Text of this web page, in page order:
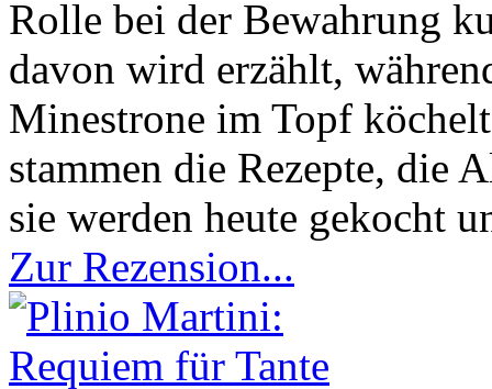
Rolle bei der Bewahrung
davon wird erzählt,
Minestrone im Topf
stammen die Rezepte, die
sie werden heute gekocht
Zur Rezension...